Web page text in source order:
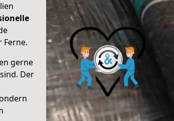
Ferne.
gerne
Der